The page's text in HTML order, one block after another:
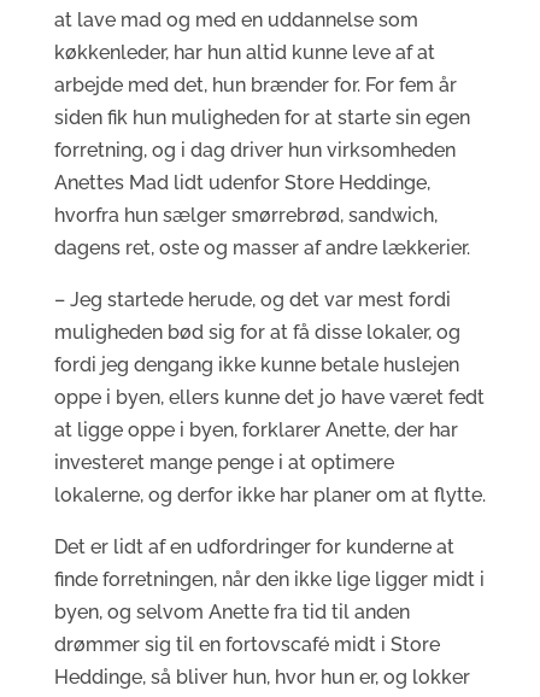
at lave mad og med en uddannelse som
køkkenleder, har hun altid kunne leve af at
arbejde med det, hun brænder for. For fem år
siden fik hun muligheden for at starte sin egen
forretning, og i dag driver hun virksomheden
Anettes Mad lidt udenfor Store Heddinge,
hvorfra hun sælger smørrebrød, sandwich,
dagens ret, oste og masser af andre lækkerier.
– Jeg startede herude, og det var mest fordi
muligheden bød sig for at få disse lokaler, og
fordi jeg dengang ikke kunne betale huslejen
oppe i byen, ellers kunne det jo have været fedt
at ligge oppe i byen, forklarer Anette, der har
investeret mange penge i at optimere
lokalerne, og derfor ikke har planer om at flytte.
Det er lidt af en udfordringer for kunderne at
finde forretningen, når den ikke lige ligger midt i
byen, og selvom Anette fra tid til anden
drømmer sig til en fortovscafé midt i Store
Heddinge, så bliver hun, hvor hun er, og lokker